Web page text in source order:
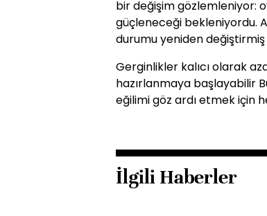
bir değişim gözlemleniyor:
güçleneceği bekleniyordu.
durumu yeniden
Gerginlikler kalıcı olarak
hazırlanmaya başlayabilir
eğilimi göz ardı etmek için
İlgili Haberler